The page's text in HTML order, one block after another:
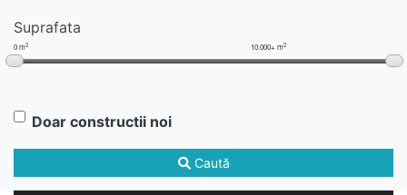
Suprafata
0 m2 10.000+ m2
Doar constructii noi
Caută